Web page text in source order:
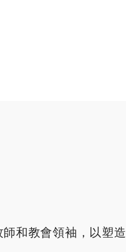
和教會領袖，以塑造